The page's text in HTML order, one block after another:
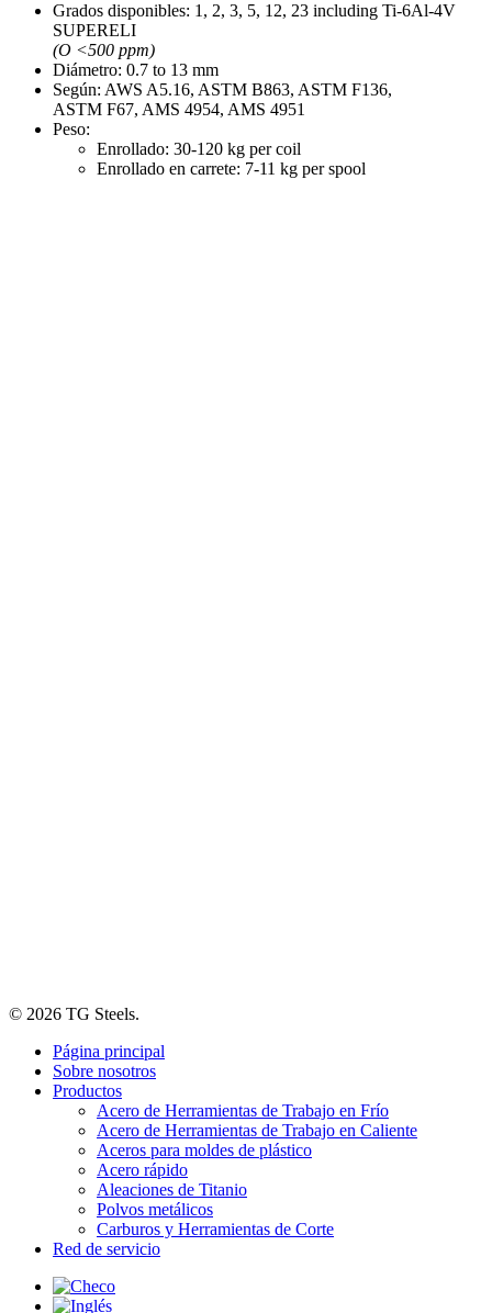
Grados disponibles: 1, 2, 3, 5, 12, 23 including Ti-6Al-4V
SUPERELI
(O <500 ppm)
Diámetro: 0.7 to 13 mm
Según: AWS A5.16, ASTM B863, ASTM F136,
ASTM F67, AMS 4954, AMS 4951
Peso:
Enrollado: 30-120 kg per coil
Enrollado en carrete: 7-11 kg per spool
© 2026 TG Steels.
Close
Menu
Página principal
Sobre nosotros
Productos
Acero de Herramientas de Trabajo en Frío
Acero de Herramientas de Trabajo en Caliente
Aceros para moldes de plástico
Acero rápido
Aleaciones de Titanio
Polvos metálicos
Carburos y Herramientas de Corte
Red de servicio